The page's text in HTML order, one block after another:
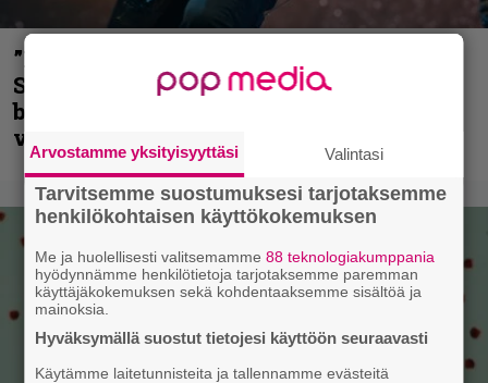
”He ovat tuoneet soittoon jotain uutta” –
Sepulturan Andreas Kisser nimeää
bändin, jonka riffit ovat tehneet
vaikutuksen
Arvostamme yksityisyyttäsi Valintasi
Tarvitsemme suostumuksesi tarjotaksemme
henkilökohtaisen käyttökokemuksen
Me ja huolellisesti valitsemamme88 teknologiakumppania
hyödynnämme henkilötietoja tarjotaksemme paremman
käyttäjäkokemuksen sekä kohdentaaksemme sisältöä ja
mainoksia.
Hyväksymällä suostut tietojesi käyttöön seuraavasti
Käytämme laitetunnisteita ja tallennamme evästeitä